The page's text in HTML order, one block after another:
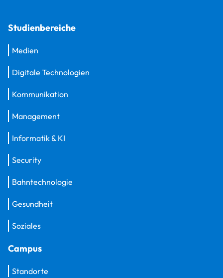
Studienbereiche
Medien
Digitale Technologien
Kommunikation
Management
Informatik & KI
Security
Bahntechnologie
Gesundheit
Soziales
Campus
Standorte